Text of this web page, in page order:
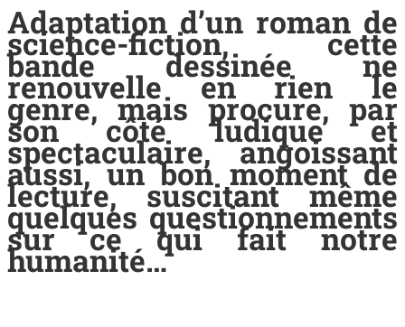
Adaptation d’un roman de
science-fiction, cette
bande dessinée ne
renouvelle en rien le
genre, mais procure, par
son côté ludique et
spectaculaire, angoissant
aussi, un bon moment de
lecture, suscitant même
quelques questionnements
sur ce qui fait notre
humanité…